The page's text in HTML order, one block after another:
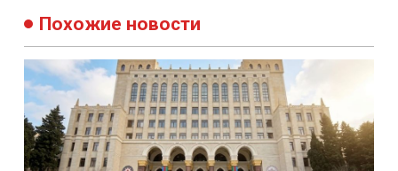
Похожие новости